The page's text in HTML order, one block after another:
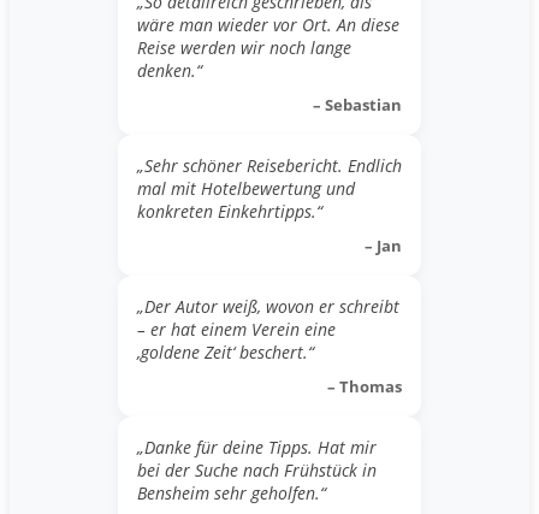
wäre man wieder vor Ort. An diese
Reise werden wir noch lange
denken.“
– Sebastian
„Sehr schöner Reisebericht. Endlich
mal mit Hotelbewertung und
konkreten Einkehrtipps.“
– Jan
„Der Autor weiß, wovon er schreibt
– er hat einem Verein eine
‚goldene Zeit‘ beschert.“
– Thomas
„Danke für deine Tipps. Hat mir
bei der Suche nach Frühstück in
Bensheim sehr geholfen.“